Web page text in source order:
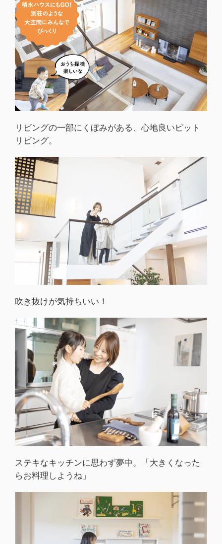
リビングの一部にくぼみがある、心地良いピット
リビング。
吹き抜けが気持ちいい！
ステキなキッチンに思わず夢中。「大きくなった
らお料理しようね」